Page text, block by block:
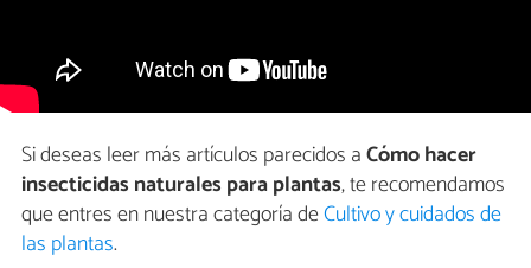
Si deseas leer más artículos parecidos aCómo hacer
insecticidas naturales para plantas, te recomendamos
que entres en nuestra categoría deCultivo y cuidados de
las plantas.